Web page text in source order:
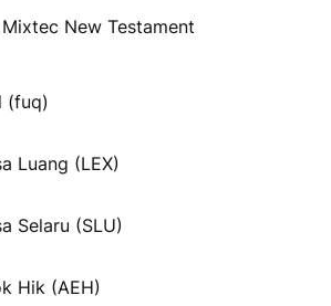
New Testament
(fuq)
Luang (LEX)
Selaru (SLU)
Hik (AEH)